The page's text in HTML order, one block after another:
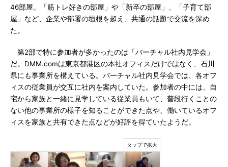
46部屋。「筋トレ好きの部屋」や「新卒の部屋」、「子育て部
屋」など、企業や部署の垣根を超え、共通の話題で交流を深め
た。
第2部で特に参加者が多かったのは「バーチャル社内見学会」
だ。DMM.comは東京都港区の本社オフィスだけではなく、石川
県にも事業所を構えている。バーチャル社内見学会では、各オフ
ィスの従業員が交互に社内を案内していた。参加者の中には、自
宅から家族と一緒に見学している従業員もいて、普段行くことの
ない他の事業所の様子を知ることができた点や、働いているオフ
ィスを家族と共有できた点などが好評を得ていたようだ。